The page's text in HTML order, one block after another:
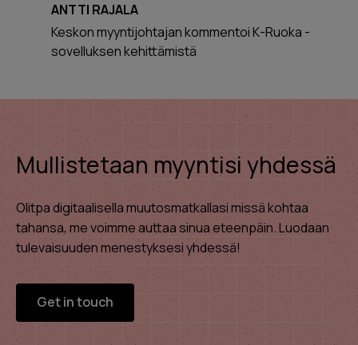
ANTTI RAJALA
Keskon myyntijohtajan kommentoi K-Ruoka -
sovelluksen kehittämistä
Mullistetaan myyntisi yhdessä
Olitpa digitaalisella muutosmatkallasi missä kohtaa
tahansa, me voimme auttaa sinua eteenpäin. Luodaan
tulevaisuuden menestyksesi yhdessä!
Get in touch